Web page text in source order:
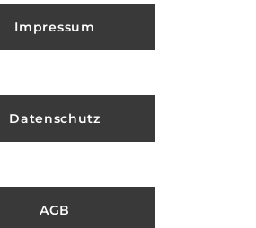
Impressum
Datenschutz
AGB